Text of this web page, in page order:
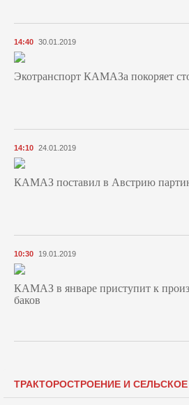
14:40 30.01.2019
Экотранспорт КАМАЗа покоряет
14:10 24.01.2019
КАМАЗ поставил в Австрию
10:30 19.01.2019
КАМАЗ в январе приступит к
баков
ТРАКТОРОСТРОЕНИЕ И